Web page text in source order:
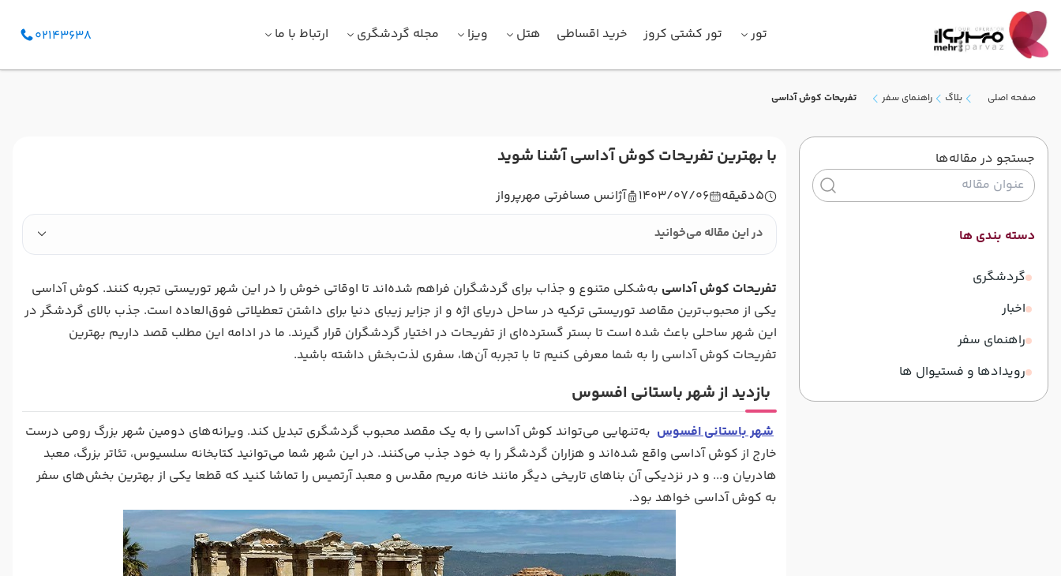
تور تور کشتی کروز خرید اقساطی هتل ویزا مجله گردشگری ارتباط با ما 02143638
صفحه اصلی بلاگ راهنمای سفر تفریحات کوش آداسی
جستجو در مقاله‌ها
دسته بندی ها
گردشگری
اخبار
راهنمای سفر
رویدادها و فستیوال ها
با بهترین تفریحات کوش آداسی آشنا شوید
5دقیقه 1403/07/06 آژانس مسافرتی مهرپرواز
در این مقاله می‌خوانید
تفریحات کوش آداسی به‌شکلی متنوع و جذاب برای گردشگران فراهم شده‌اند تا اوقاتی خوش را در این شهر توریستی تجربه کنند. کوش آداسی
یکی از محبوب‌ترین مقاصد توریستی ترکیه در ساحل دریای اژه و از جزایر زیبای دنیا برای داشتن تعطیلاتی فوق‌العاده است. جذب بالای گردشگر در
این شهر ساحلی باعث شده است تا بستر گسترده‌ای از تفریحات در اختیار گردشگران قرار گیرند. ما در ادامه این مطلب قصد داریم بهترین
تفریحات کوش آداسی را به شما معرفی کنیم تا با تجربه آن‌ها، سفری لذت‌بخش داشته باشید.
بازدید از شهر باستانی افسوس
شهر باستانی افسوس به‌تنهایی می‌تواند کوش آداسی را به یک مقصد محبوب گردشگری تبدیل کند. ویرانه‌های دومین شهر بزرگ رومی درست
خارج از کوش آداسی واقع شده‌‌اند و هزاران گردشگر را به خود جذب می‌کنند. در این شهر شما می‌توانید کتابخانه سلسیوس، تئاتر بزرگ، معبد
هادریان و... و در نزدیکی آن بناهای تاریخی دیگر مانند خانه مریم مقدس و معبد آرتمیس را تماشا کنید که قطعا یکی از بهترین بخش‌های سفر
به کوش آداسی خواهد بود.